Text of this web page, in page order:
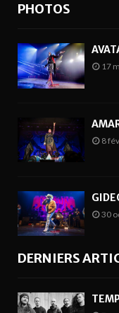
PHOTOS
17
8
30
DERNIERS